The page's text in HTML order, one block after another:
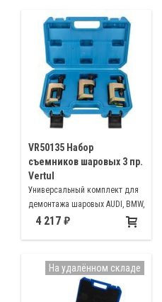
диаметр витка < 6". Толщина
прутка пружины < 5/8"
VR50135 Набор
съемников шаровых 3 пр.
Vertul
Универсальный комплект для
демонтажа шаровых AUDI, BMW,
Citroen, Ford, Mercedes, Opel,
1998 г. Mercedes
4 217
На удалённом складе